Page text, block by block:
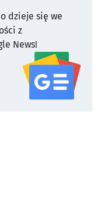
dzieje się we
z
News!
serwisu